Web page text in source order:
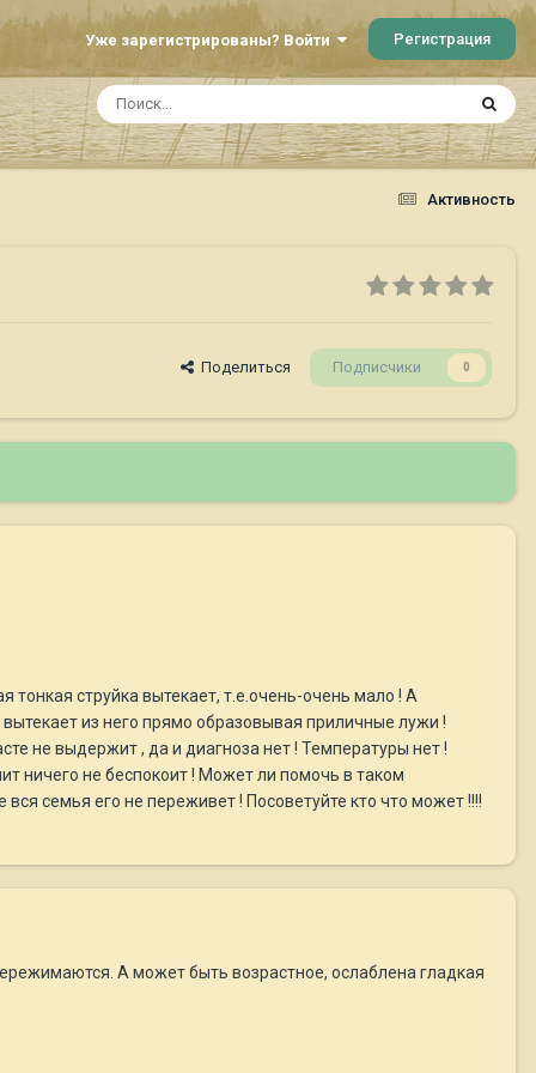
Уже зарегистрированы? Войти Регистрация
Активность
Поделиться Подписчики 0
струйка вытекает, т.е.очень-очень мало ! А
из него прямо образовывая приличные лужи !
не выдержит , да и диагноза нет ! Температуры нет !
ничего не беспокоит ! Может ли помочь в таком
семья его не переживет ! Посоветуйте кто что может !!!!
А может быть возрастное, ослаблена гладкая